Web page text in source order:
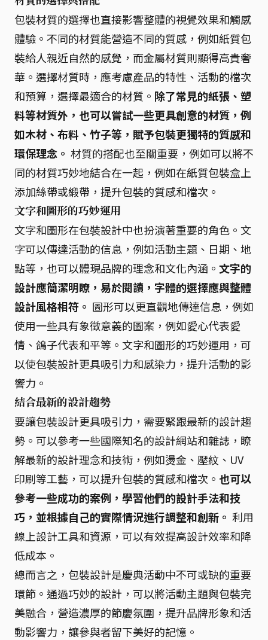
包裝材質的選擇也直接影響整體的視覺效果和觸感
體驗。不同的材質能營造不同的質感，例如紙質包
裝給人親近自然的感覺，而金屬材質則顯得高貴奢
華。選擇材質時，應考慮產品的特性、活動的檔次
和預算，選擇最適合的材質。 除了常見的紙張、塑
料等材質外，也可以嘗試一些更具創意的材質，例
如木材、布料、竹子等，賦予包裝更獨特的質感和
環保理念。 材質的搭配也至關重要，例如可以將不
同的材質巧妙地結合在一起，例如在紙質包裝盒上
添加絲帶或緞帶，提升包裝的質感和檔次。
文字和圖形的巧妙運用
文字和圖形在包裝設計中也扮演著重要的角色。文
字可以傳達活動的信息，例如活動主題、日期、地
點等，也可以體現品牌的理念和文化內涵。 文字的
設計應簡潔明瞭，易於閱讀，字體的選擇應與整體
設計風格相符。 圖形可以更直觀地傳達信息，例如
使用一些具有象徵意義的圖案，例如愛心代表愛
情、鴿子代表和平等。文字和圖形的巧妙運用，可
以使包裝設計更具吸引力和感染力，提升活動的影
響力。
結合最新的設計趨勢
要讓包裝設計更具吸引力，需要緊跟最新的設計趨
勢。可以參考一些國際知名的設計網站和雜誌，瞭
解最新的設計理念和技術，例如燙金、壓紋、UV
印刷等工藝，可以提升包裝的質感和檔次。 也可以
參考一些成功的案例，學習他們的設計手法和技
巧，並根據自己的實際情況進行調整和創新。 利用
線上設計工具和資源，可以有效提高設計效率和降
低成本。
總而言之，包裝設計是慶典活動中不可或缺的重要
環節。通過巧妙的設計，可以將活動主題與包裝完
美融合，營造濃厚的節慶氛圍，提升品牌形象和活
動影響力，讓參與者留下美好的記憶。